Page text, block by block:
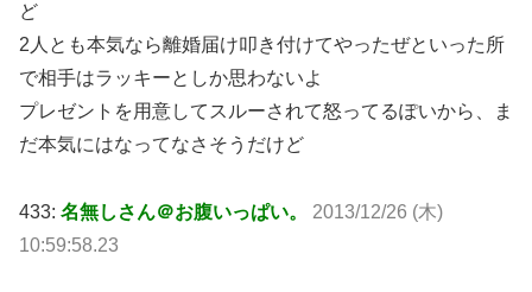
ど
2人とも本気なら離婚届け叩き付けてやったぜといった所
で相手はラッキーとしか思わないよ
プレゼントを用意してスルーされて怒ってるぽいから、ま
だ本気にはなってなさそうだけど
433: 名無しさん＠お腹いっぱい。 2013/12/26 (木)
10:59:58.23